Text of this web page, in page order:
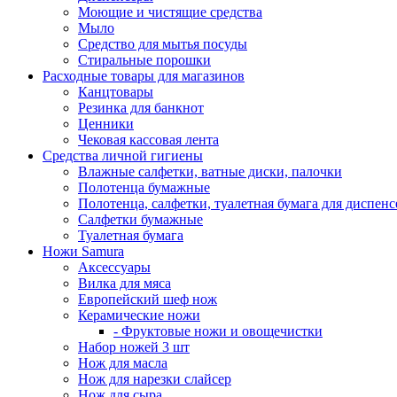
Моющие и чистящие средства
Мыло
Средство для мытья посуды
Стиральные порошки
Расходные товары для магазинов
Канцтовары
Резинка для банкнот
Ценники
Чековая кассовая лента
Средства личной гигиены
Влажные салфетки, ватные диски, палочки
Полотенца бумажные
Полотенца, салфетки, туалетная бумага для
Салфетки бумажные
Туалетная бумага
Ножи Samura
Аксессуары
Вилка для мяса
Европейский шеф нож
Керамические ножи
- Фруктовые ножи и овощечистки
Набор ножей 3 шт
Нож для масла
Нож для нарезки слайсер